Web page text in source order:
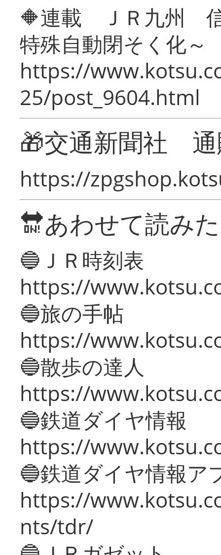
🔶連載 ＪＲ九州 信
特殊自動閉そく化～
https://
25/post_9604.html
🎁交通新聞社
https://
🔛あわせて読み
🔵ＪＲ時刻表
https://
🔵旅の手帖
https://
🔵散歩の達人
https://
🔵鉄道ダイヤ情報
https://
🔵鉄道ダイヤ情報ア
https://
nts/tdr/